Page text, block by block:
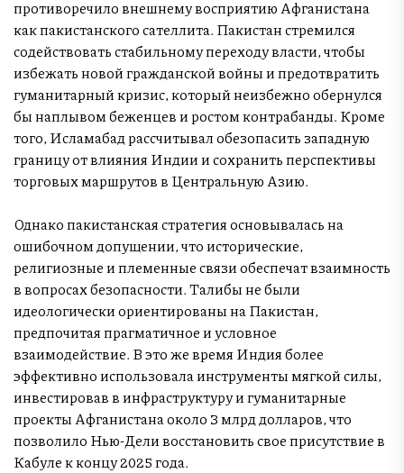
противоречило внешнему восприятию Афганистана
как пакистанского сателлита. Пакистан стремился
содействовать стабильному переходу власти, чтобы
избежать новой гражданской войны и предотвратить
гуманитарный кризис, который неизбежно обернулся
бы наплывом беженцев и ростом контрабанды. Кроме
того, Исламабад рассчитывал обезопасить западную
границу от влияния Индии и сохранить перспективы
торговых маршрутов в Центральную Азию.
Однако пакистанская стратегия основывалась на
ошибочном допущении, что исторические,
религиозные и племенные связи обеспечат взаимность
в вопросах безопасности. Талибы не были
идеологически ориентированы на Пакистан,
предпочитая прагматичное и условное
взаимодействие. В это же время Индия более
эффективно использовала инструменты мягкой силы,
инвестировав в инфраструктуру и гуманитарные
проекты Афганистана около 3 млрд долларов, что
позволило Нью-Дели восстановить свое присутствие в
Кабуле к концу 2025 года.